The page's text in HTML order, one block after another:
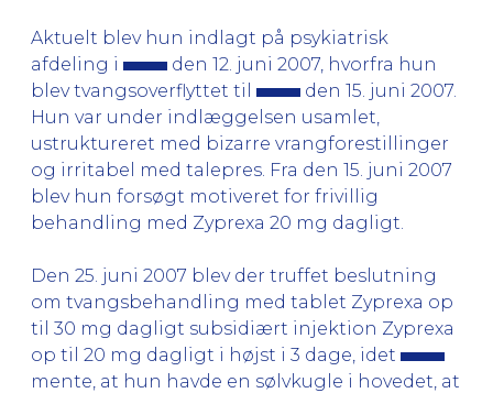
Aktuelt blev hun indlagt på psykiatrisk
afdeling i
den 12. juni 2007, hvorfra hun
blev tvangsoverflyttet til
den 15. juni 2007.
Hun var under indlæggelsen usamlet,
ustruktureret med bizarre vrangforestillinger
og irritabel med talepres. Fra den 15. juni 2007
blev hun forsøgt motiveret for frivillig
behandling med Zyprexa 20 mg dagligt.
Den 25. juni 2007 blev der truffet beslutning
om tvangsbehandling med tablet Zyprexa op
til 30 mg dagligt subsidiært injektion Zyprexa
op til 20 mg dagligt i højst i 3 dage, idet
mente, at hun havde en sølvkugle i hovedet, at